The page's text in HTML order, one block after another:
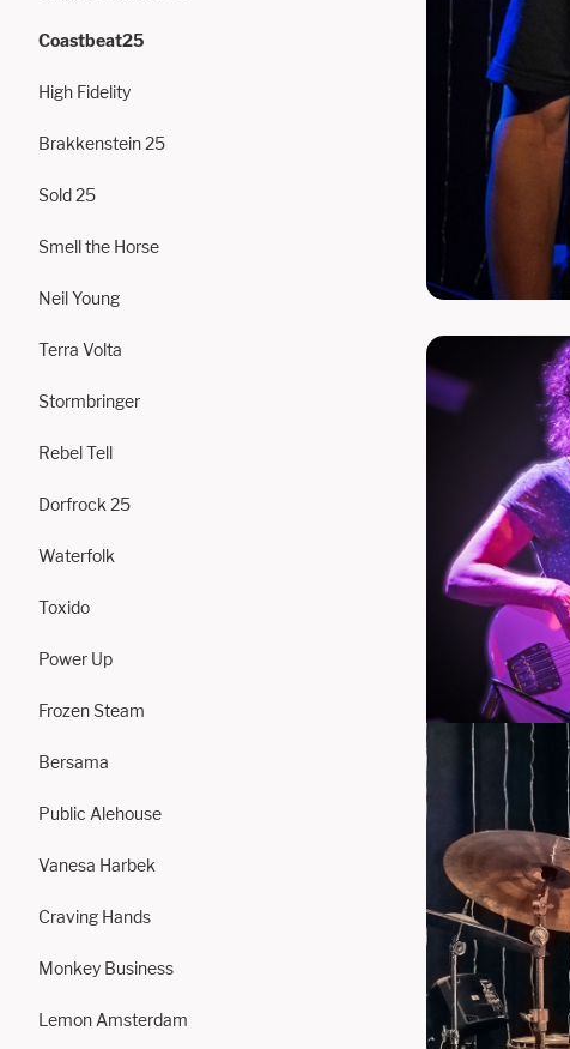
Coastbeat25
High Fidelity
Brakkenstein 25
Sold 25
Smell the Horse
Neil Young
Terra Volta
Stormbringer
Rebel Tell
Dorfrock 25
Waterfolk
Toxido
Power Up
Frozen Steam
Bersama
Public Alehouse
Vanesa Harbek
Craving Hands
Monkey Business
Lemon Amsterdam